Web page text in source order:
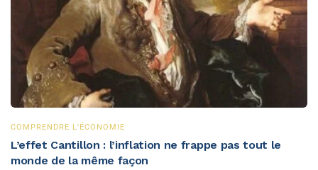
COMPRENDRE L'ÉCONOMIE
L’effet Cantillon : l’inflation ne frappe pas tout le
monde de la même façon